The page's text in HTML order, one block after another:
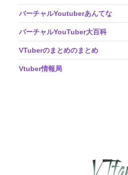
バーチャルYoutuberあんてな
バーチャルYouTuber大百科
VTuberのまとめのまとめ
Vtuber情報局